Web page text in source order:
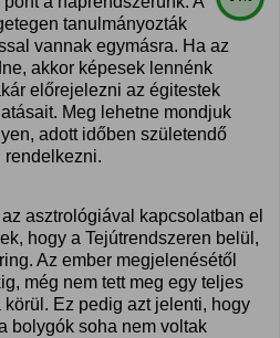
tanulmányozták
vannak egymásra. Ha az
akkor képesek lennénk
előrejelezni az égitestek
Meg lehetne mondjuk
adott időben születendő
rendelkezni.
asztrológiával kapcsolatban el
hogy a Tejútrendszeren belül,
Az ember megjelenésétől
még nem tett meg egy teljes
Ez pedig azt jelenti, hogy
bolygók soha nem voltak